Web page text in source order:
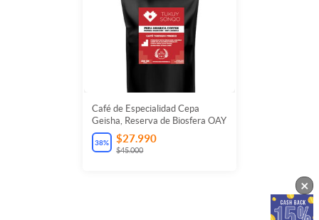
Café de Especialidad Cepa
Geisha, Reserva de Biosfera OAY
38% $27.990
$45.000
×